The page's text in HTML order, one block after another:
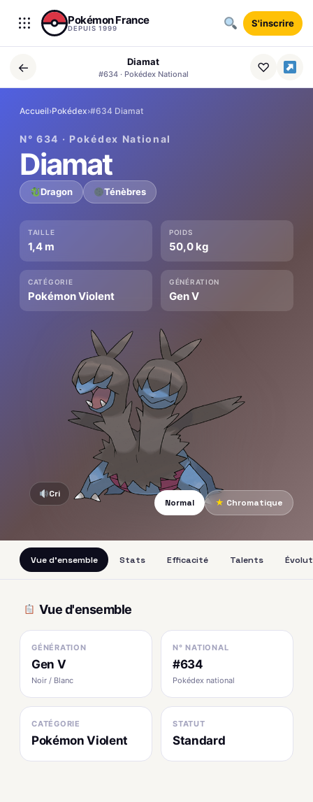
Aller au contenu
Pokémon France
DEPUIS 1999 S'inscrire
← Diamat
#634 · Pokédex National ♡
Accueil›Pokédex›#634 Diamat
N° 634 · Pokédex National
Diamat
Dragon Ténèbres
TAILLE
1,4 m
POIDS
50,0 kg
CATÉGORIE
Pokémon Violent
GÉNÉRATION
Gen V
Cri
Normal
★ Chromatique
Vue d'ensemble Stats Efficacité Talents
Vue d'ensemble
GÉNÉRATION
Gen V
Noir / Blanc
N° NATIONAL
#634
Pokédex national
CATÉGORIE
Pokémon Violent
STATUT
Standard